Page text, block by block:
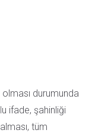
durumunda
ifade, şahinliği
tüm